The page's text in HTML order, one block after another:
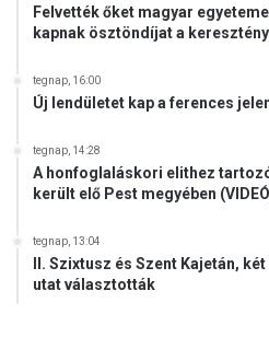
Felvették őket magyar
kapnak ösztöndíjat a
tegnap, 16:00
Új lendületet kap a ferences
tegnap, 14:28
A honfoglaláskori elithez
került elő Pest megyében
tegnap, 13:04
II. Szixtusz és Szent Kajetán,
utat választották